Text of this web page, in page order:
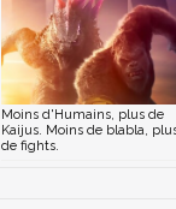
Moins d'Humains, plus de
Kaijus. Moins de blabla,
de fights.